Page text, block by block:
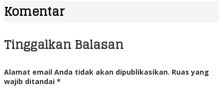
Komentar
Tinggalkan Balasan
Alamat email Anda tidak akan dipublikasikan. Ruas yang
wajib ditandai *